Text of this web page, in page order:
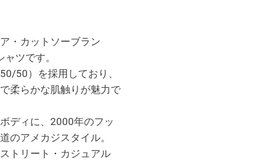
・カットソーブラン
ャツです。
50）を採用しており、
柔らかな肌触りが魅力で
ディに、2000年のフッ
のアメカジスタイル。
トリート・カジュアル